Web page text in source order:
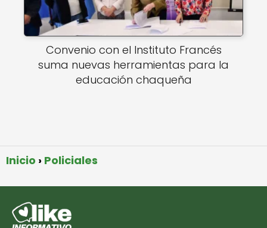
Convenio con el Instituto Francés
suma nuevas herramientas para la
educación chaqueña
Inicio Policiales